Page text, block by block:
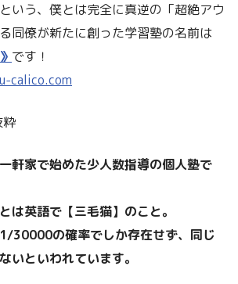
いう、僕とは完全に真逆の「超絶アウ
同僚が新たに創った学習塾の名前は
です！
calico.com
軒家で始めた少人数指導の個人塾で
は英語で【三毛猫】のこと。
30000の確率でしか存在せず、同じ
いといわれています。